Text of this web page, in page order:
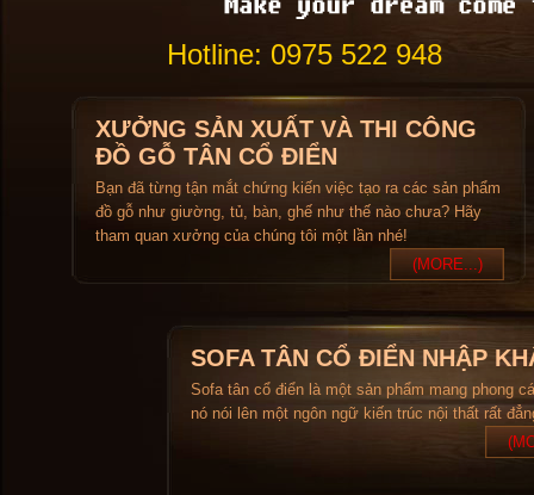
Hotline: 0975 522 948
XƯỞNG SẢN XUẤT VÀ THI CÔNG
ĐỒ GỖ TÂN CỔ ĐIỂN
Bạn đã từng tận mắt chứng kiến việc tạo ra các sản phẩm
đồ gỗ như giường, tủ, bàn, ghế như thế nào chưa? Hãy
tham quan xưởng của chúng tôi một lần nhé!
(MORE...)
SOFA TÂN CỔ ĐIỂN NHẬP
Sofa tân cổ điển là một sản phẩm mang phong
nó nói lên một ngôn ngữ kiến trúc nội thất rất